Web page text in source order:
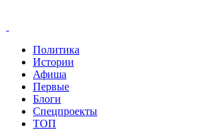
Политика
Истории
Афиша
Первые
Блоги
Спецпроекты
ТОП